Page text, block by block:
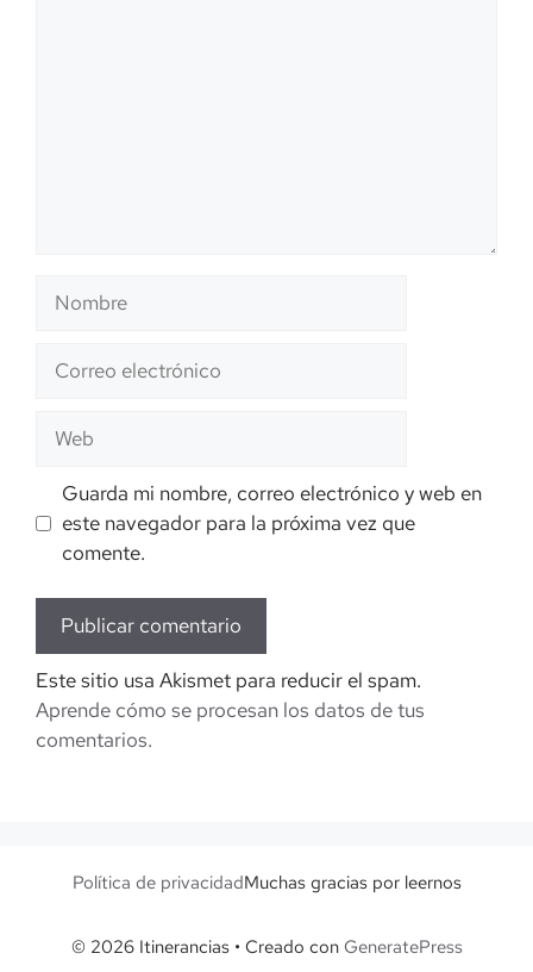
Nombre
electrónico
Guarda mi nombre, correo electrónico y web en
este navegador para la próxima vez que
comente.
Este sitio usa Akismet para reducir el spam.
Aprende cómo se procesan los datos de tus
comentarios.
Política de privacidadMuchas gracias por leernos
© 2026 Itinerancias• Creado con GeneratePress